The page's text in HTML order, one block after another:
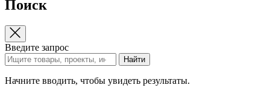
Поиск
Введите запрос
Найти
Начните вводить, чтобы увидеть результаты.